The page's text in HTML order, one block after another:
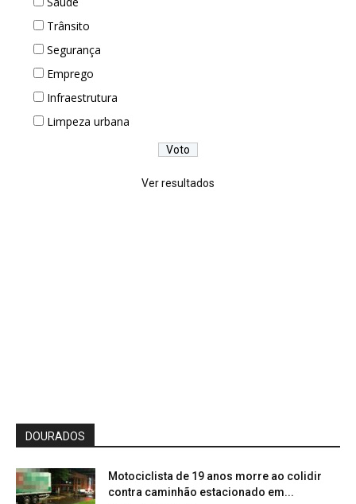
Trânsito
Segurança
Emprego
Infraestrutura
Limpeza urbana
Ver resultados
DOURADOS
Motociclista de 19 anos morre ao colidir
contra caminhão estacionado em...